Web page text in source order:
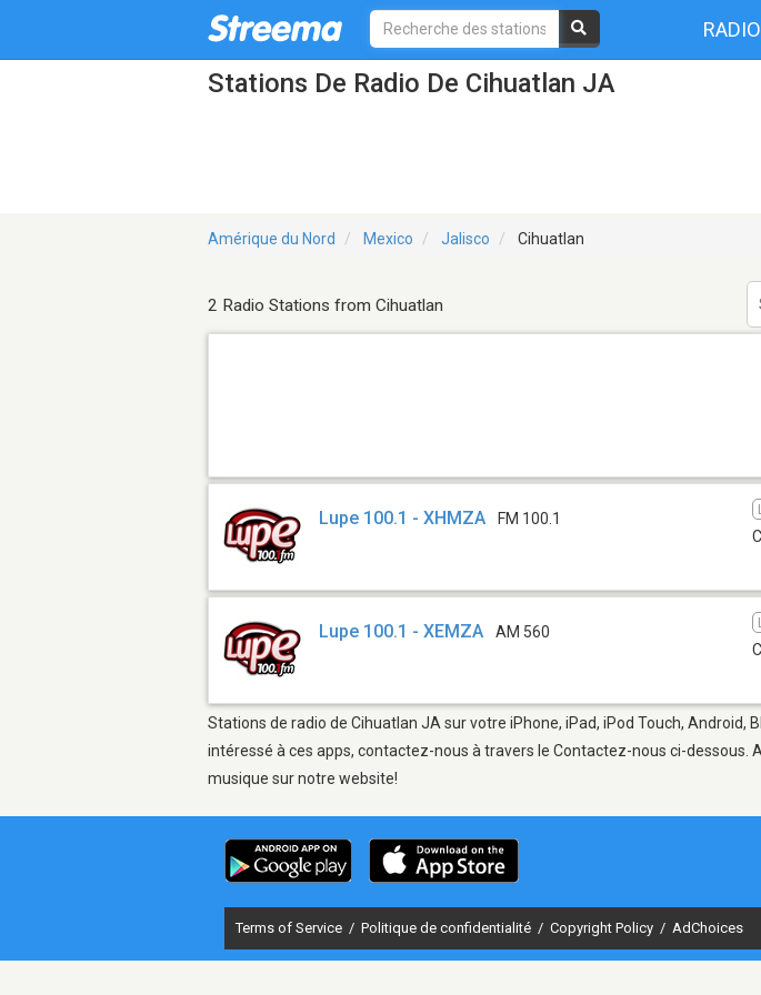
RADIO
Stations De Radio De Cihuatlan JA
Amérique du Nord Mexico Jalisco Cihuatlan
2 Radio Stations from Cihuatlan
Lupe 100.1 - XHMZA FM 100.1
Lupe 100.1 - XEMZA AM 560
Stations de radio de Cihuatlan JA sur votre iPhone, iPad, iPod Touch,
intéressé à ces apps, contactez-nous à travers le Contactez-nous ci-dessous.
musique sur notre website!
Terms of Service / Politique de confidentialité / Copyright Policy / AdChoices